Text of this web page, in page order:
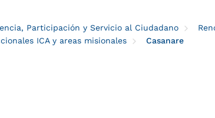
Participación y Servicio al Ciudadano
ICA y areas misionales
Casanare